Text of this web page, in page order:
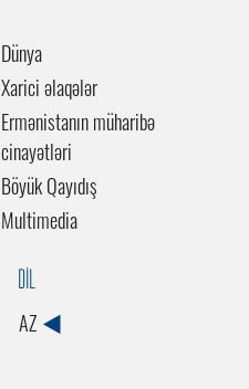
Dünya
Xarici əlaqələr
Ermənistanın müharibə
cinayətləri
Böyük Qayıdış
Multimedia
DİL
AZ